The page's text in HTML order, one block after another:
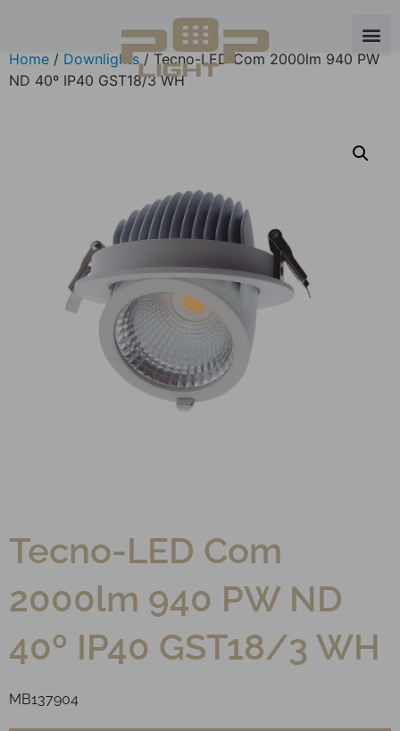
Home / Downlights / Tecno-LED Com 2000lm 940 PW
ND 40º IP40 GST18/3 WH
Tecno-LED Com
2000lm 940 PW ND
40º IP40 GST18/3 WH
MB137904